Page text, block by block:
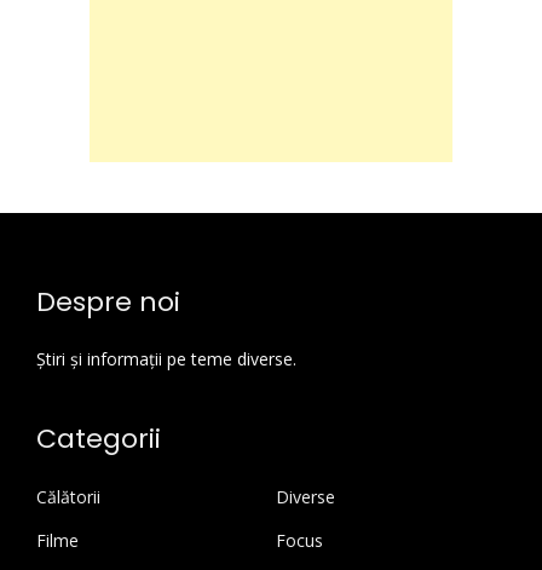
Despre noi
Știri și informații pe teme diverse.
Categorii
Călătorii
Diverse
Filme
Focus